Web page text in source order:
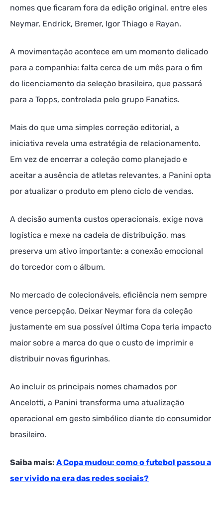
nomes que ficaram fora da edição original, entre eles
Neymar, Endrick, Bremer, Igor Thiago e Rayan.
A movimentação acontece em um momento delicado
para a companhia: falta cerca de um mês para o fim
do licenciamento da seleção brasileira, que passará
para a Topps, controlada pelo grupo Fanatics.
Mais do que uma simples correção editorial, a
iniciativa revela uma estratégia de relacionamento.
Em vez de encerrar a coleção como planejado e
aceitar a ausência de atletas relevantes, a Panini opta
por atualizar o produto em pleno ciclo de vendas.
A decisão aumenta custos operacionais, exige nova
logística e mexe na cadeia de distribuição, mas
preserva um ativo importante: a conexão emocional
do torcedor com o álbum.
No mercado de colecionáveis, eficiência nem sempre
vence percepção. Deixar Neymar fora da coleção
justamente em sua possível última Copa teria impacto
maior sobre a marca do que o custo de imprimir e
distribuir novas figurinhas.
Ao incluir os principais nomes chamados por
Ancelotti, a Panini transforma uma atualização
operacional em gesto simbólico diante do consumidor
brasileiro.
Saiba mais: A Copa mudou: como o futebol passou a
ser vivido na era das redes sociais?